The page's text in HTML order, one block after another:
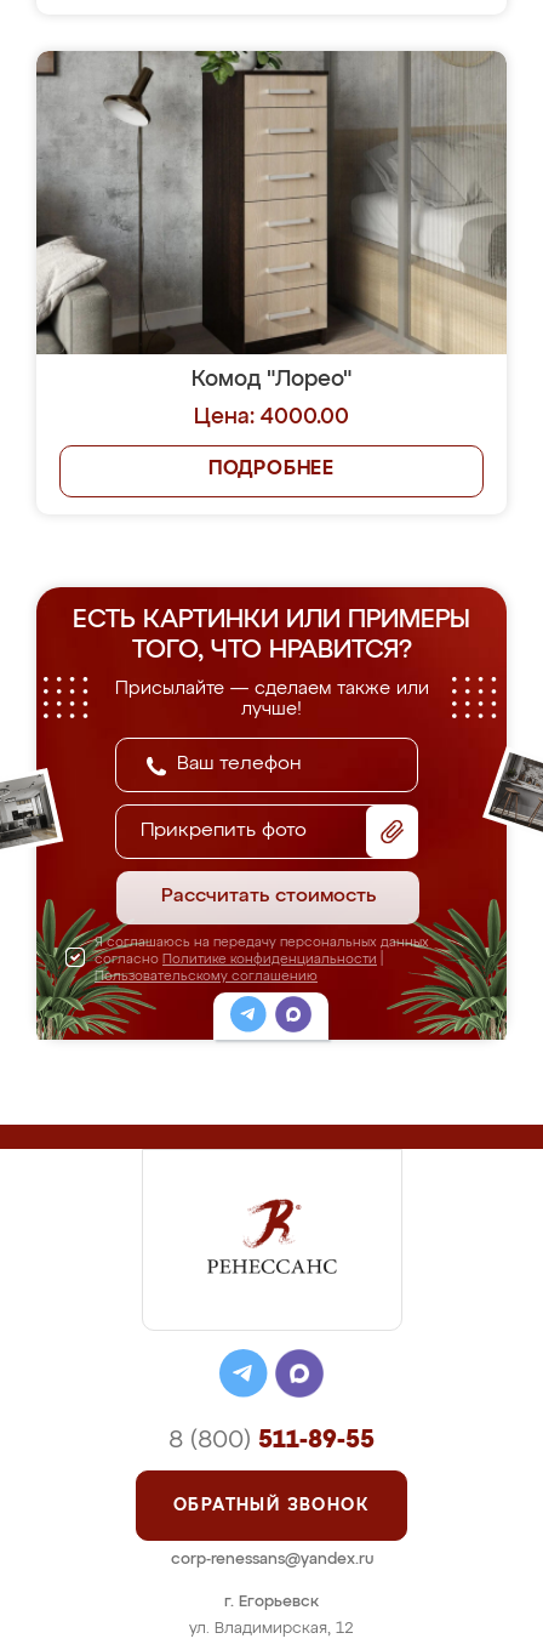
Комод "Лорео"
Цена: 4000.00
ПОДРОБНЕЕ
ЕСТЬ КАРТИНКИ ИЛИ ПРИМЕРЫ
ТОГО, ЧТО НРАВИТСЯ?
Присылайте — сделаем также или
лучше!
Прикрепить фото
Рассчитать стоимость
Я соглашаюсь на передачу персональных данных
согласно Политике конфиденциальности
Пользовательскому соглашению
г. Егорьевск
ул. Владимирская, 12
8 (800) 511-89-55
ОБРАТНЫЙ ЗВОНОК
corp-renessans@yandex.ru